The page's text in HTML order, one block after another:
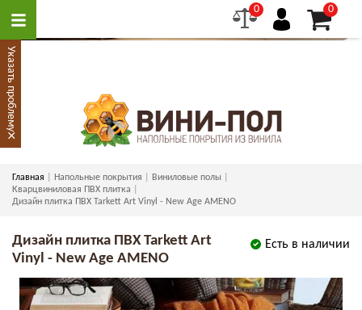
0 0
Главная Напольные покрытия
Виниловые полы
Кварцвиниловая ПВХ плитка
Дизайн плитка ПВХ Tarkett Art Vinyl - New Age AMENO
Есть в наличии
Дизайн плитка ПВХ Tarkett Art
Vinyl - New Age AMENO
Указать проблему
×